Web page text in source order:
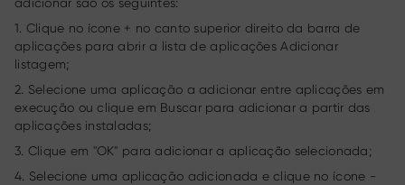
1. Clique no ícone + no canto superior direito da barra de
aplicações para abrir a lista de aplicações Adicionar
listagem;
2. Selecione uma aplicação a adicionar entre aplicações em
execução ou clique em Buscar para adicionar a partir das
aplicações instaladas;
3. Clique em "OK" para adicionar a aplicação selecionada;
4. Selecione uma aplicação adicionada e clique no ícone -